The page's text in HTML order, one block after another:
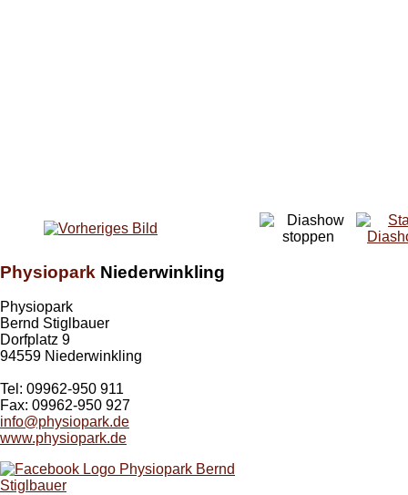
Physiopark Niederwinkling
Physiopark
Bernd Stiglbauer
Dorfplatz 9
94559 Niederwinkling
Tel: 09962-950 911
Fax: 09962-950 927
info@physiopark.de
www.physiopark.de
Physiopark Bernd
Stiglbauer